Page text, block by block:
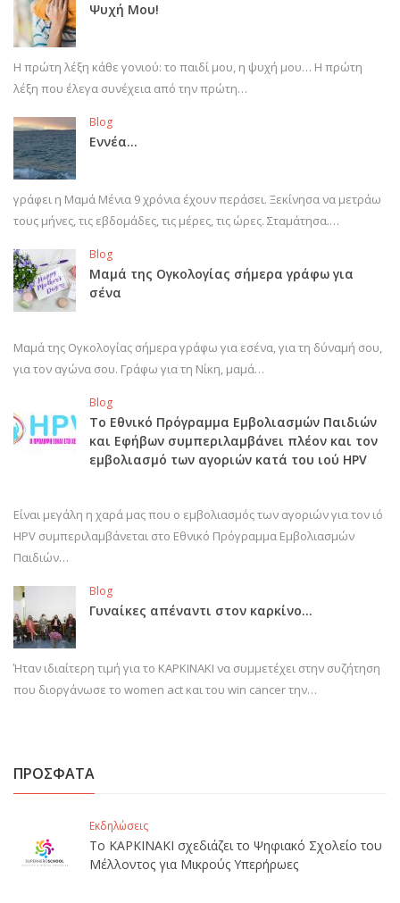
Ψυχή Μου!
Η πρώτη λέξη κάθε γονιού: το παιδί μου, η ψυχή μου… Η πρώτη
λέξη που έλεγα συνέχεια από την πρώτη…
Blog
Εννέα…
γράφει η Μαμά Μένια 9 χρόνια έχουν περάσει. Ξεκίνησα να μετράω
τους μήνες, τις εβδομάδες, τις μέρες, τις ώρες. Σταμάτησα.…
Blog
Μαμά της Ογκολογίας σήμερα γράφω για
σένα
Μαμά της Ογκολογίας σήμερα γράφω για εσένα, για τη δύναμή σου,
για τον αγώνα σου. Γράφω για τη Νίκη, μαμά…
Blog
Το Εθνικό Πρόγραμμα Εμβολιασμών Παιδιών
και Εφήβων συμπεριλαμβάνει πλέον και τον
εμβολιασμό των αγοριών κατά του ιού HPV
Είναι μεγάλη η χαρά μας που ο εμβολιασμός των αγοριών για τον ιό
HPV συμπεριλαμβάνεται στο Εθνικό Πρόγραμμα Εμβολιασμών
Παιδιών…
Blog
Γυναίκες απέναντι στον καρκίνο…
Ήταν ιδιαίτερη τιμή για το ΚΑΡΚΙΝΑΚΙ να συμμετέχει στην συζήτηση
που διοργάνωσε το women act και του win cancer την…
ΠΡΟΣΦΑΤΑ
Εκδηλώσεις
Το ΚΑΡΚΙΝΑΚΙ σχεδιάζει το Ψηφιακό Σχολείο του
Μέλλοντος για Μικρούς Υπερήρωες